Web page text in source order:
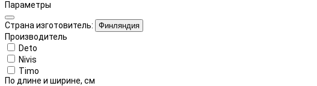
Параметры
Страна изготовитель: Финляндия
Производитель
Deto
Nivis
Timo
По длине и ширине, см